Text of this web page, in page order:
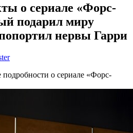
о сериале «Форс-
подарил миру
нервы Гарри
о сериале «Форс-